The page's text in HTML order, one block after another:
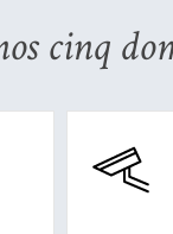
cinq
More